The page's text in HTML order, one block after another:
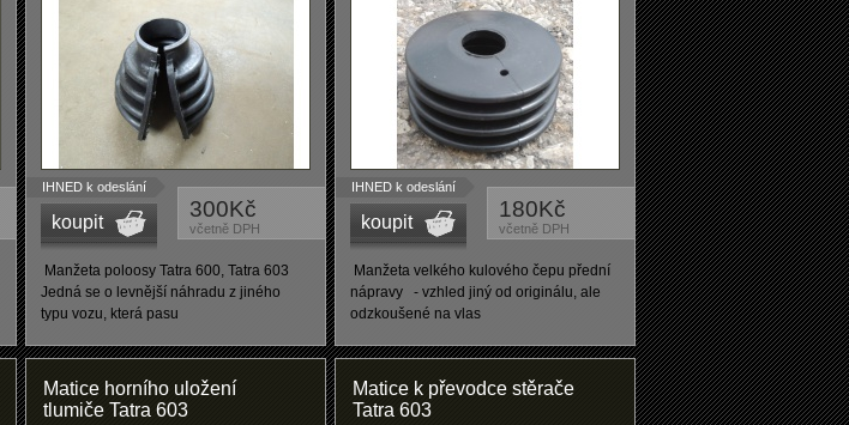
300Kč
včetně DPH
IHNED k odeslání
koupit
Manžeta poloosy Tatra 600, Tatra 603
Jedná se o levnější náhradu z jiného
typu vozu, která pasu
180Kč
včetně DPH
IHNED k odeslání
koupit
Manžeta velkého kulového čepu přední
nápravy - vzhled jiný od originálu, ale
odzkoušené na vlas
Matice horního uložení
tlumiče Tatra 603
Matice k převodce stěrače
Tatra 603